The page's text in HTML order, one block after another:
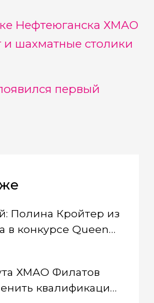
Нефтеюганска ХМАО
и шахматные столики
первый
Полина Кройтер из
конкурсе Queen
ХМАО Филатов
квалификацию